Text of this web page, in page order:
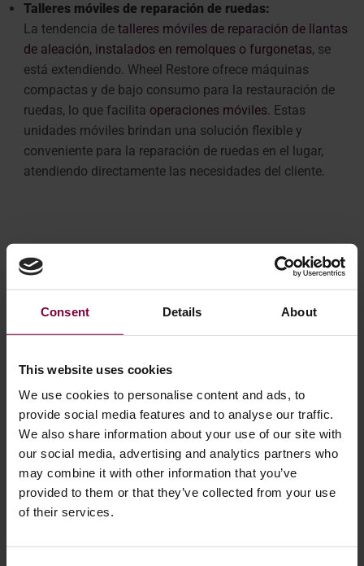
Consent Details About
This website uses cookies
We use cookies to personalise content and ads, to
provide social media features and to analyse our traffic.
We also share information about your use of our site with
our social media, advertising and analytics partners who
may combine it with other information that you’ve
provided to them or that they’ve collected from your use
of their services.
Talleres móviles de reparación de ruedas:
La tendencia de talleres móviles de reparación de llantas
de aleación, instalados en remolques o furgonetas, se
está extendiendo. Wheel Restore ofrece máquinas
compactas y de bajo consumo para la restauración de
ruedas, lo que facilita operaciones móviles. Estas
unidades móviles brindan una solución flexible y
conveniente para la reparación de ruedas en el lugar,
atendiendo directamente las necesidades del cliente.
El Proceso de Restauración de Ruedas:
Una Guía Paso a Paso
Aquí tienes una guía paso a paso para reparar ruedas con
Extracción de la rueda: Retire la rueda del vehículo.
Limpieza: Limpie a fondo la rueda para eliminar la
suciedad y los residuos.
Preparación de la superficie: Lije y afine la rueda para
eliminar daños y preparar la superficie.
Enderezar: Corrija cualquier desequilibrio enderezando